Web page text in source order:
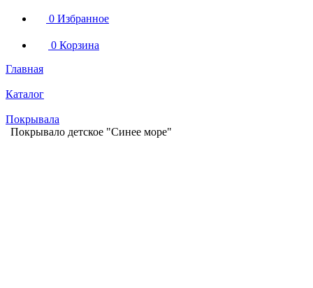
0 Избранное
0 Корзина
Главная
Каталог
Покрывала
Покрывало детское "Синее море"